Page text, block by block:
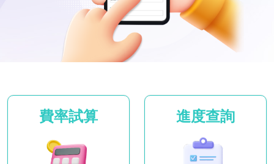
費率試算 進度查詢